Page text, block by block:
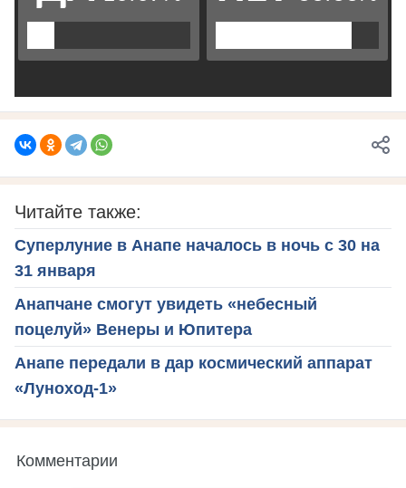
Читайте также:
Суперлуние в Анапе началось в ночь с 30 на
31 января
Анапчане смогут увидеть «небесный
поцелуй» Венеры и Юпитера
Анапе передали в дар космический аппарат
«Луноход-1»
Комментарии